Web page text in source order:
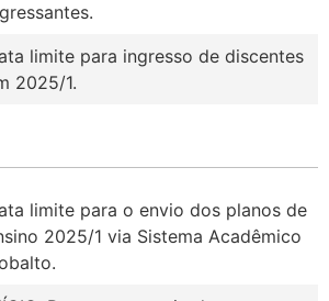
limite para ingresso de discentes
2025/1.
limite para o envio dos planos de
2025/1 via Sistema Acadêmico